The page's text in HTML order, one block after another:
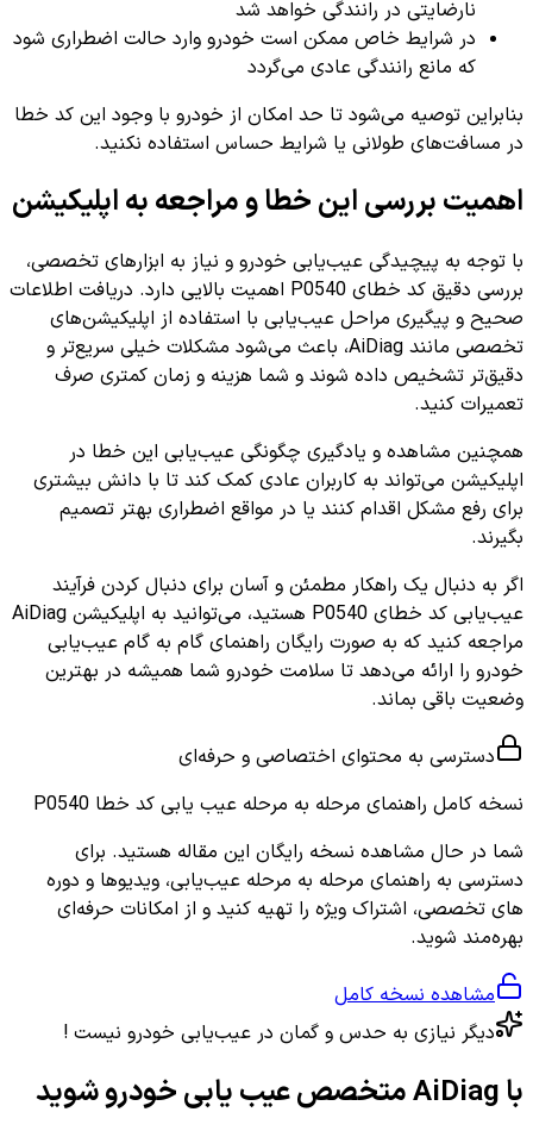
نارضایتی در رانندگی خواهد شد
در شرایط خاص ممکن است خودرو وارد حالت اضطراری شود
که مانع رانندگی عادی می‌گردد
بنابراین توصیه می‌شود تا حد امکان از خودرو با وجود این کد خطا
در مسافت‌های طولانی یا شرایط حساس استفاده نکنید.
اهمیت بررسی این خطا و مراجعه به اپلیکیشن
با توجه به پیچیدگی عیب‌یابی خودرو و نیاز به ابزارهای تخصصی،
بررسی دقیق کد خطای P0540 اهمیت بالایی دارد. دریافت اطلاعات
صحیح و پیگیری مراحل عیب‌یابی با استفاده از اپلیکیشن‌های
تخصصی مانند AiDiag، باعث می‌شود مشکلات خیلی سریع‌تر و
دقیق‌تر تشخیص داده شوند و شما هزینه و زمان کمتری صرف
تعمیرات کنید.
همچنین مشاهده و یادگیری چگونگی عیب‌یابی این خطا در
اپلیکیشن می‌تواند به کاربران عادی کمک کند تا با دانش بیشتری
برای رفع مشکل اقدام کنند یا در مواقع اضطراری بهتر تصمیم
بگیرند.
اگر به دنبال یک راهکار مطمئن و آسان برای دنبال کردن فرآیند
عیب‌یابی کد خطای P0540 هستید، می‌توانید به اپلیکیشن AiDiag
مراجعه کنید که به صورت رایگان راهنمای گام به گام عیب‌یابی
خودرو را ارائه می‌دهد تا سلامت خودرو شما همیشه در بهترین
وضعیت باقی بماند.
دسترسی به محتوای اختصاصی و حرفه‌ای
نسخه کامل راهنمای مرحله به مرحله عیب یابی کد خطا P0540
شما در حال مشاهده نسخه رایگان این مقاله هستید. برای
دسترسی به راهنمای مرحله به مرحله عیب‌یابی، ویدیوها و دوره
های تخصصی، اشتراک ویژه را تهیه کنید و از امکانات حرفه‌ای
بهره‌مند شوید.
مشاهده نسخه کامل
دیگر نیازی به حدس و گمان در عیب‌یابی خودرو نیست !
با AiDiag متخصص عیب یابی خودرو شوید